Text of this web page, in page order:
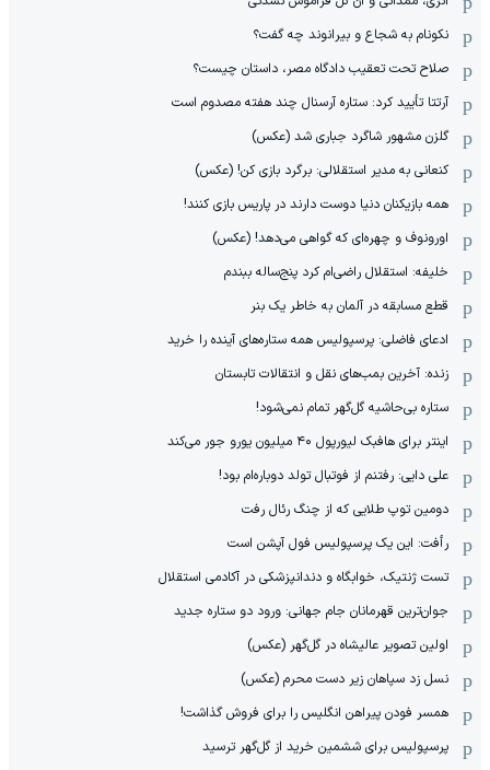
نکونام به شجاع و بیرانوند چه گفت؟
صلاح تحت تعقیب دادگاه مصر، داستان چیست؟
آرتتا تأیید کرد: ستاره آرسنال چند هفته مصدوم است
گلزن مشهور شاگرد جباری شد (عکس)
کنعانی به مدیر استقلالی: برگرد بازی کن! (عکس)
همه بازیکنان دنیا دوست دارند در پاریس بازی کنند!
اورونوف و چهره‌ای که گواهی می‌دهد! (عکس)
خلیفه: استقلال راضی‌ام کرد پنج‌ساله ببندم
قطع مسابقه در آلمان به خاطر یک بنر
ادعای فاضلی: پرسپولیس همه ستاره‌های آینده را خرید
زنده: آخرین بمب‌های نقل و انتقالات تابستان
ستاره بی‌حاشیه گل‌گهر تمام نمی‌شود!
اینتر برای هافبک لیورپول ۴۰ میلیون یورو جور می‌کند
علی دایی: رفتنم از فوتبال تولد دوباره‌ام بود!
دومین توپ طلایی که از چنگ رئال رفت
رأفت: این یک پرسپولیس فول آپشن است
تست ژنتیک، خوابگاه و دندانپزشکی در آکادمی استقلال
جوان‌ترین قهرمانان جام جهانی: ورود دو ستاره جدید
اولین تصویر عالیشاه در گل‌گهر (عکس)
نسل زد سپاهان زیر دست محرم (عکس)
همسر فودن پیراهن انگلیس را برای فروش گذاشت!
پرسپولیس برای ششمین خرید از گل‌گهر ترسید